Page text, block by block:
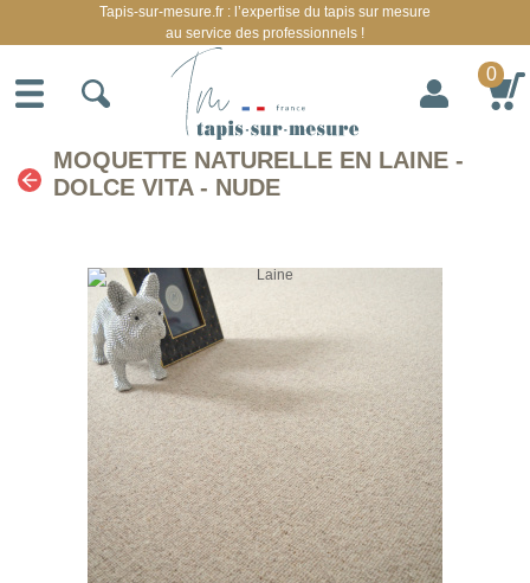
MOQUETTE NATURELLE EN LAINE -
DOLCE VITA - NUDE
Tapis-sur-mesure.fr : l’expertise du tapis sur mesure
au service des professionnels !
0